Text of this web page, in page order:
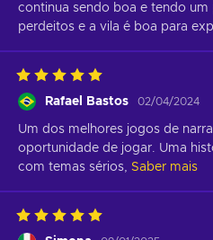
continua sendo boa e tendo
perdeitos e a vila é boa para
Rafael Bastos 02/04/2024
Um dos melhores jogos de
oportunidade de jogar. Uma
com temas sérios, Saber mais